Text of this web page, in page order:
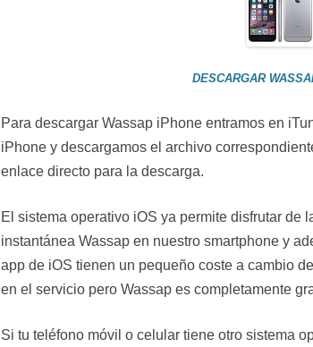
DESCARGAR
Para descargar Wassap iPhone entramos en
iPhone y descargamos el archivo
enlace directo para la descarga.
El sistema operativo iOS ya permite disfrutar de
instantánea Wassap en nuestro smartphone y
app de iOS tienen un pequeño coste a cambio
en el servicio pero Wassap es completamente
Si tu teléfono móvil o celular tiene otro sistema